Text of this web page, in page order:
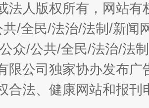
大球赛在茂县开幕 规模
法人版权所有，网站
共/全民/法治/法制/新闻
众/公共/全民/法治/法
限公司独家协办发布
合法、健康网站和报